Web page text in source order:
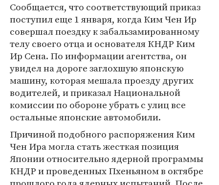
Сообщается, что соответствующий приказ
поступил еще 1 января, когда Ким Чен Ир
совершал поездку к забальзамированному
телу своего отца и основателя КНДР Ким
Ир Сена. По информации агентства, он
увидел на дороге заглохшую японскую
машину, которая мешала проезду других
водителей, и приказал Национальной
комиссии по обороне убрать с улиц все
остальные японские автомобили.
Причиной подобного распоряжения Ким
Чен Ира могла стать жесткая позиция
Японии относительно ядерной программы
КНДР и проведенных Пхеньяном в октябре